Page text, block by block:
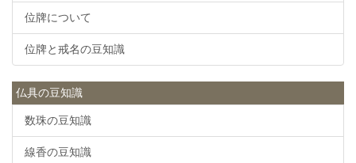
位牌について
位牌と戒名の豆知識
仏具の豆知識
数珠の豆知識
線香の豆知識